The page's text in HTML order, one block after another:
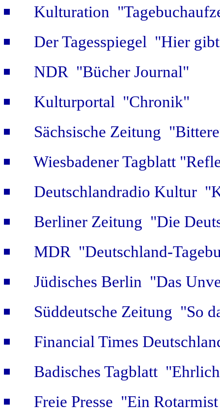
Kulturation
Der Tagesspiegel "Hier
NDR "Bücher Journal"
Kulturportal "Chronik"
Sächsische Zeitung
Wiesbadener Tagblatt
Deutschlandradio Kultur
Berliner Zeitung "Die
MDR "Deutschland-
Jüdisches Berlin "Das
Süddeutsche Zeitung "So
Financial Times
Badisches Tagblatt
Freie Presse "Ein